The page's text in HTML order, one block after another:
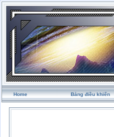
Home Bảng điều khiển